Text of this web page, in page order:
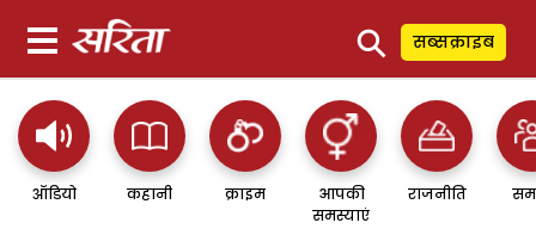
⚲ सब्सक्राइब
ऑडियो कहानी क्राइम
आपकी
समस्याएं
राजनीति